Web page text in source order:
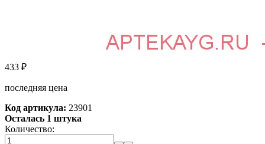
433 ₽
последняя цена
Код артикула: 23901
Осталась 1 штука
Количество: